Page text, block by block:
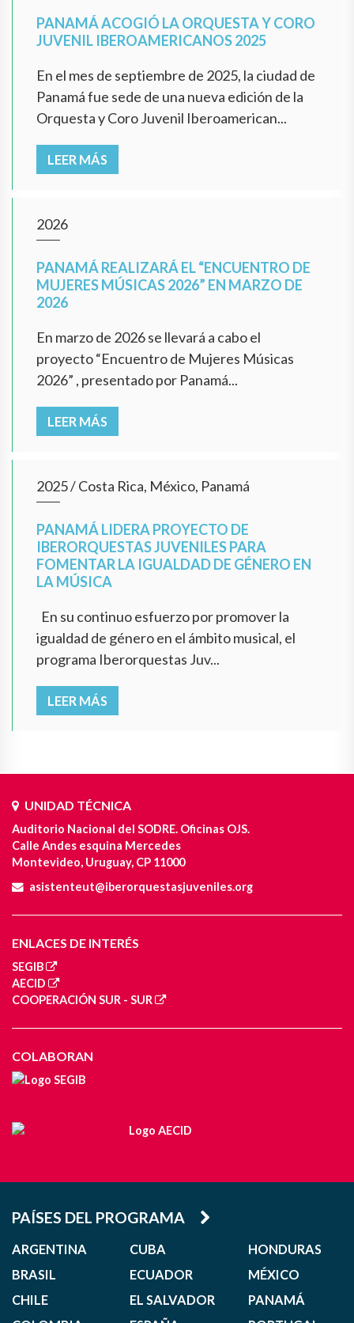
PANAMÁ ACOGIÓ LA ORQUESTA Y CORO
JUVENIL IBEROAMERICANOS 2025
En el mes de septiembre de 2025, la ciudad de
Panamá fue sede de una nueva edición de la
Orquesta y Coro Juvenil Iberoamerican...
LEER MÁS
2026
PANAMÁ REALIZARÁ EL “ENCUENTRO DE
MUJERES MÚSICAS 2026” EN MARZO DE
2026
En marzo de 2026 se llevará a cabo el
proyecto “Encuentro de Mujeres Músicas
2026” , presentado por Panamá...
LEER MÁS
2025/Costa Rica, México, Panamá
PANAMÁ LIDERA PROYECTO DE
IBERORQUESTAS JUVENILES PARA
FOMENTAR LA IGUALDAD DE GÉNERO EN
LA MÚSICA
En su continuo esfuerzo por promover la
igualdad de género en el ámbito musical, el
programa Iberorquestas Juv...
LEER MÁS
UNIDAD TÉCNICA
Auditorio Nacional del SODRE. Oficinas OJS.
Calle Andes esquina Mercedes
Montevideo, Uruguay, CP 11000
asistenteut@iberorquestasjuveniles.org
ENLACES DE INTERÉS
SEGIB
AECID
COOPERACIÓN SUR - SUR
COLABORAN
PAÍSES DEL PROGRAMA
ARGENTINA
BRASIL
CHILE
CUBA
ECUADOR
EL SALVADOR
HONDURAS
MÉXICO
PANAMÁ